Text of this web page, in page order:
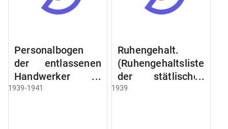
Personalbogen
der entlassenen
Handwerker u.
Arbeiter des
1939-1941
Ruhengehalt.
(Ruhengehaltsliste
der stätlischen
Beamten u.
1939